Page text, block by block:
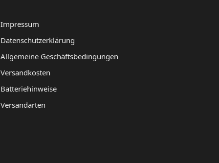
Impressum
Datenschutzerklärung
Allgemeine Geschäftsbedingungen
Versandkosten
Batteriehinweise
Versandarten